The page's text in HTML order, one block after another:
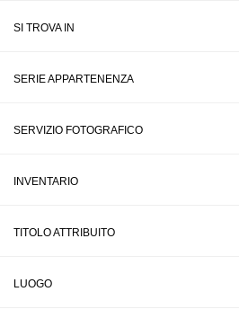
SI TROVA IN
SERIE APPARTENENZA
SERVIZIO FOTOGRAFICO
INVENTARIO
TITOLO ATTRIBUITO
LUOGO